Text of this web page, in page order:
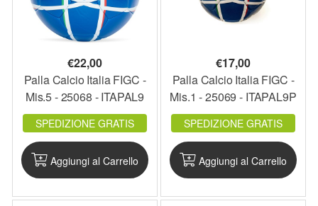
€22,00
Palla Calcio Italia FIGC -
Mis.5 - 25068 - ITAPAL9
SPEDIZIONE GRATIS
Aggiungi al Carrello
€17,00
Palla Calcio Italia FIGC -
Mis.1 - 25069 - ITAPAL9P
SPEDIZIONE GRATIS
Aggiungi al Carrello